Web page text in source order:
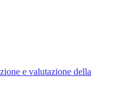
e valutazione della